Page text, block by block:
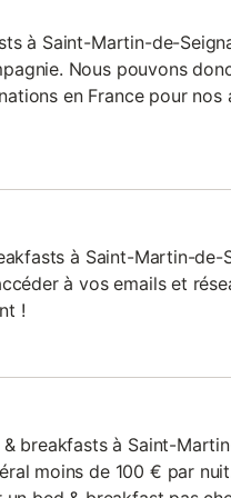
à Saint-Martin-de-
Nous pouvons
en France pour nos
à Saint-Martin-de-
à vos emails et
!
breakfasts à Saint-
moins de 100 € par